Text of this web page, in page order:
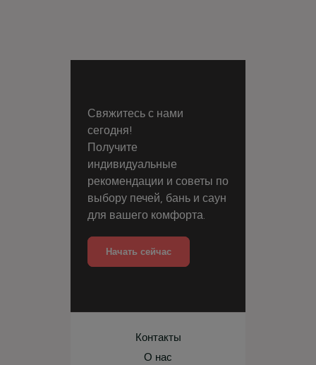
Свяжитесь с нами
сегодня!
Получите
индивидуальные
рекомендации и советы по
выбору печей, бань и саун
для вашего комфорта.
Начать сейчас
Контакты
О нас